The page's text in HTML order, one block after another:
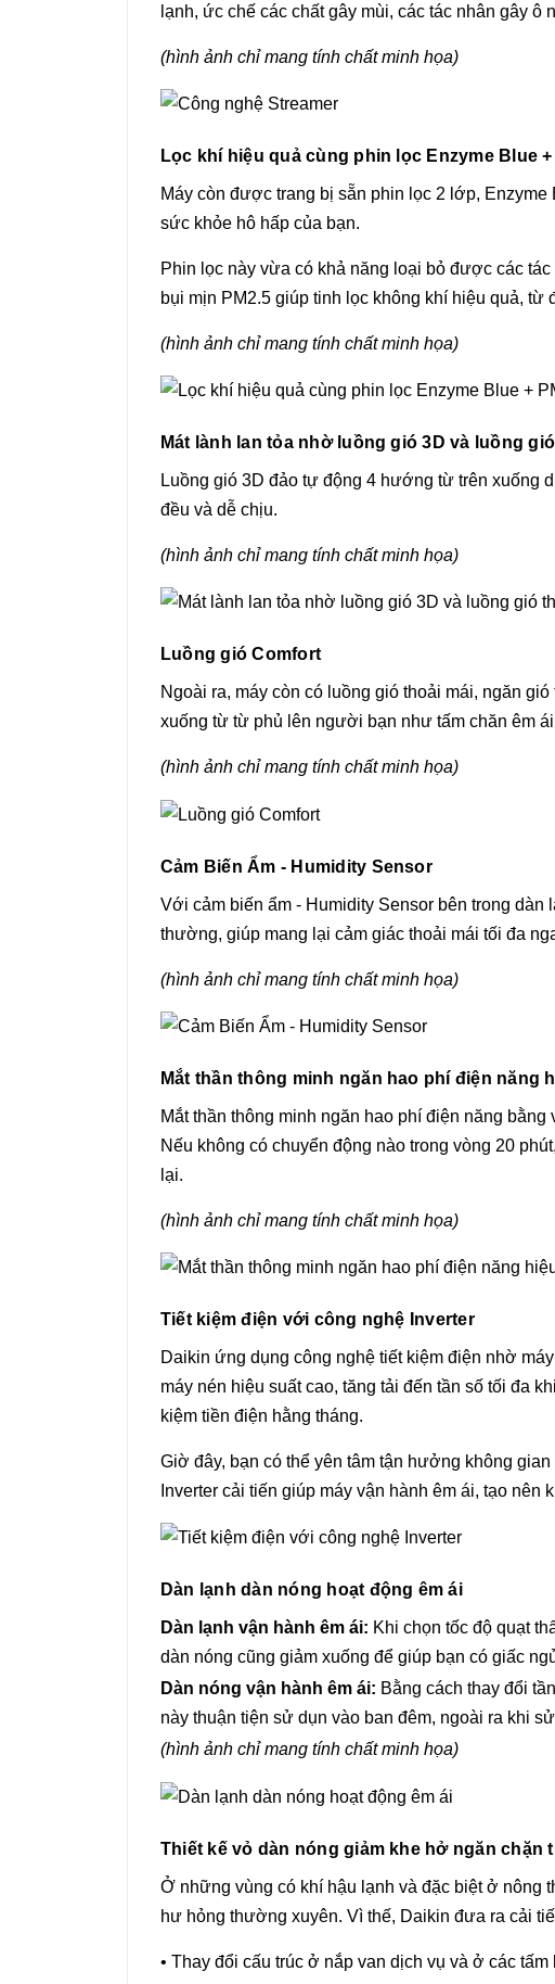
lạnh, ức chế các chất gây mùi, các tác nhân gây
(hình ảnh chỉ mang tính chất minh họa)
Lọc khí hiệu quả cùng phin lọc Enzyme Blue +
Máy còn được trang bị sẵn phin lọc 2 lớp,
sức khỏe hô hấp của bạn.
Phin lọc này vừa có khả năng loại bỏ được các
bụi mịn PM2.5 giúp tinh lọc không khí hiệu quả,
(hình ảnh chỉ mang tính chất minh họa)
Mát lành lan tỏa nhờ luồng gió 3D và luồng
Luồng gió 3D đảo tự động 4 hướng từ trên xuống
đều và dễ chịu.
(hình ảnh chỉ mang tính chất minh họa)
Luồng gió Comfort
Ngoài ra, máy còn có luồng gió thoải mái, ngăn
xuống từ từ phủ lên người bạn như tấm chăn êm
(hình ảnh chỉ mang tính chất minh họa)
Cảm Biến Ẩm - Humidity Sensor
Với cảm biến ẩm - Humidity Sensor bên trong
thường, giúp mang lại cảm giác thoải mái tối đa
(hình ảnh chỉ mang tính chất minh họa)
Mắt thần thông minh ngăn hao phí điện năng
Mắt thần thông minh ngăn hao phí điện năng
Nếu không có chuyển động nào trong vòng 20
lại.
(hình ảnh chỉ mang tính chất minh họa)
Tiết kiệm điện với công nghệ Inverter
Daikin ứng dụng công nghệ tiết kiệm điện nhờ
máy nén hiệu suất cao, tăng tải đến tần số tối đa
kiệm tiền điện hằng tháng.
Giờ đây, bạn có thể yên tâm tận hưởng không
Inverter cải tiến giúp máy vận hành êm ái, tạo
Dàn lạnh dàn nóng hoạt động êm ái
Dàn lạnh vận hành êm ái: Khi chọn tốc độ quạt
dàn nóng cũng giảm xuống để giúp bạn có giấc
Dàn nóng vận hành êm ái: Bằng cách thay đổi
này thuận tiện sử dụn vào ban đêm, ngoài ra khi
(hình ảnh chỉ mang tính chất minh họa)
Thiết kế vỏ dàn nóng giảm khe hở ngăn chặn
Ở những vùng có khí hậu lạnh và đặc biệt ở nông
hư hỏng thường xuyên. Vì thế, Daikin đưa ra cải
• Thay đổi cấu trúc ở nắp van dịch vụ và ở các